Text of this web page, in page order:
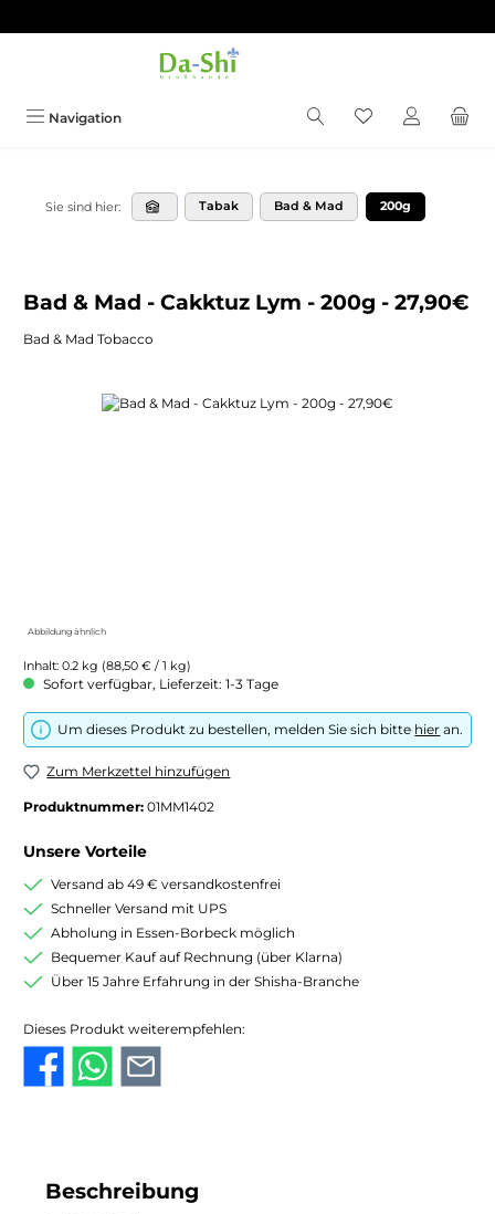
Navigation Du hast 0
Sie sind hier: Tabak Bad & Mad 200g
Bad & Mad - Cakktuz Lym - 200g - 27,90€
Bad & Mad Tobacco
Bildergalerie überspringen
Abbildung ähnlich
Inhalt: 0.2 kg (88,50 € / 1 kg)
Sofort verfügbar, Lieferzeit: 1-3 Tage
Um dieses Produkt zu bestellen, melden Sie sich bitte hier an.
Zum Merkzettel hinzufügen
Produktnummer: 01MM1402
Unsere Vorteile
Versand ab 49 € versandkostenfrei
Schneller Versand mit UPS
Abholung in Essen-Borbeck möglich
Bequemer Kauf auf Rechnung (über Klarna)
Über 15 Jahre Erfahrung in der Shisha-Branche
Dieses Produkt weiterempfehlen:
Beschreibung